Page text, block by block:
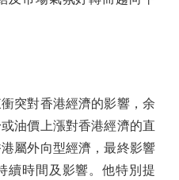
對香港經濟的影響，余
油價上漲對香港經濟的直
屬外向型經濟，最終影響
續時間及影響。他特別提